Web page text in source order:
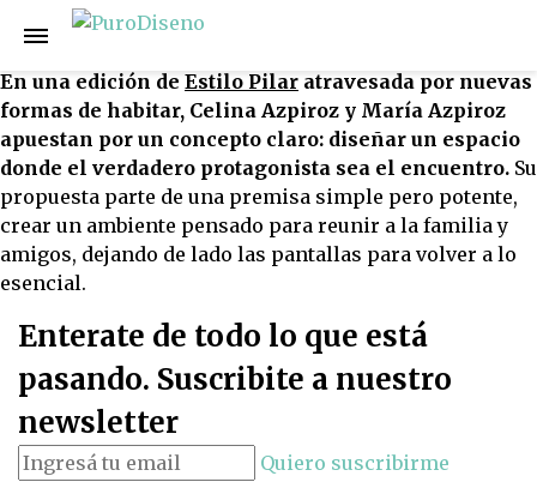
Celina y María Azpiroz: el diseño como
excusa para volver a encontrarse
En una edición de Estilo Pilar atravesada por nuevas
formas de habitar, Celina Azpiroz y María Azpiroz
apuestan por un concepto claro: diseñar un espacio
donde el verdadero protagonista sea el encuentro. Su
propuesta parte de una premisa simple pero potente,
crear un ambiente pensado para reunir a la familia y
amigos, dejando de lado las pantallas para volver a lo
esencial.
Enterate de todo lo que está
pasando. Suscribite a nuestro
newsletter
Quiero suscribirme